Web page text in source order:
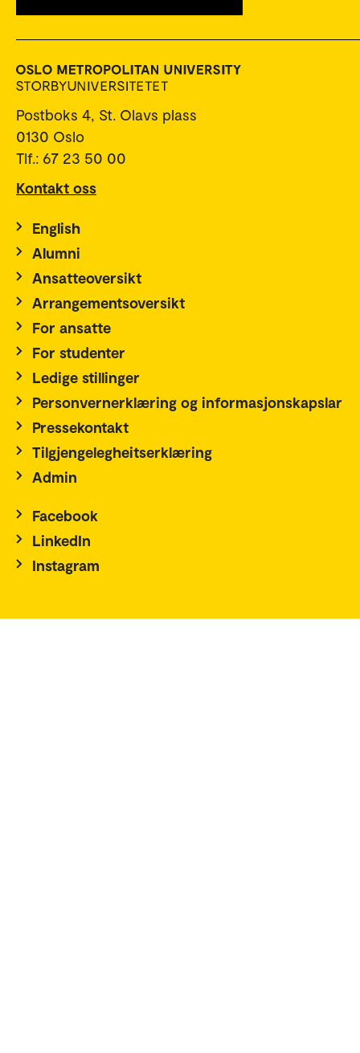
Postboks 4, St. Olavs plass
0130 Oslo
Tlf.: 67 23 50 00
Kontakt oss
English
Alumni
Ansatteoversikt
Arrangementsoversikt
For ansatte
For studenter
Ledige stillinger
Personvernerklæring og informasjonskapslar
Pressekontakt
Tilgjengelegheitserklæring
Admin
Facebook
LinkedIn
Instagram